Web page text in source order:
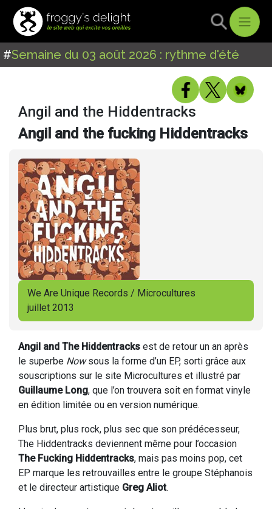
#Semaine du 03 août 2026 : rythme d'été
Angil and the Hiddentracks
Angil and the fucking Hiddentracks
We Are Unique Records / Microcultures
juillet 2013
Angil and The Hiddentracks est de retour un an après
le superbe Nowsous la forme d’un EP, sorti grâce aux
souscriptions sur le site Microcultures et illustré par
Guillaume Long, que l’on trouvera soit en format vinyle
en édition limitée ou en version numérique.
Plus brut, plus rock, plus sec que son prédécesseur,
The Hiddentracks deviennent même pour l’occasion
The Fucking Hiddentracks, mais pas moins pop, cet
EP marque les retrouvailles entre le groupe Stéphanois
et le directeur artistique Greg Aliot.